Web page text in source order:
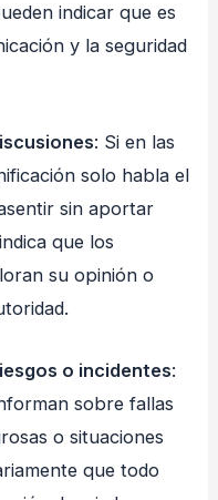
indicar que es
y la seguridad
: Si en las
solo habla el
sin aportar
que los
su opinión o
o incidentes:
sobre fallas
o situaciones
que todo